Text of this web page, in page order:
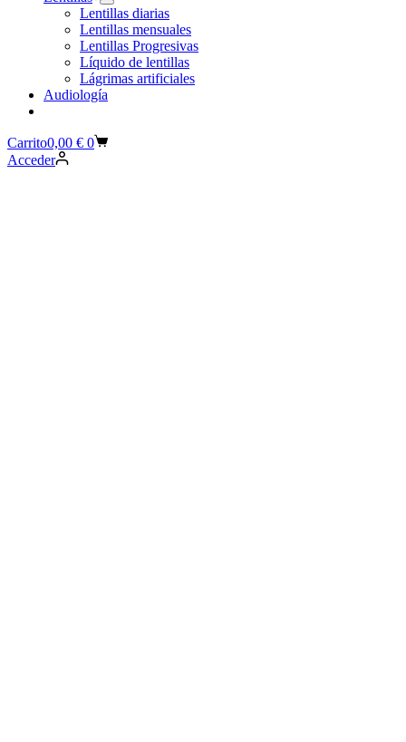
Lentillas diarias
Lentillas mensuales
Lentillas Progresivas
Líquido de lentillas
Lágrimas artificiales
Audiología
Carrito0,00 € 0
Acceder